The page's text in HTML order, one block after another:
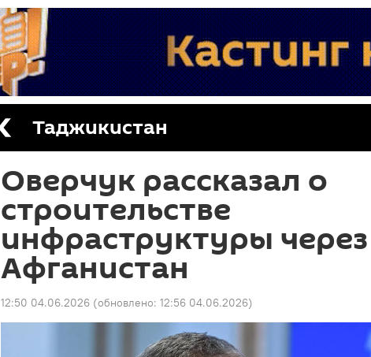
Таджикистан
Оверчук рассказал о
строительстве
инфраструктуры через
Афганистан
12:50 04.06.2026 (обновлено: 12:56 04.06.2026)